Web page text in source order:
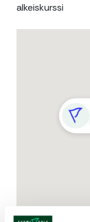
alkeiskurssi